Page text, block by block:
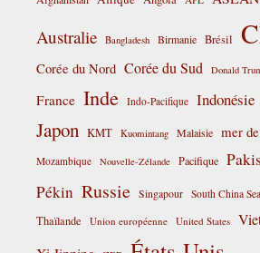
Australie Bangladesh Birmanie Brésil
Corée du Nord Corée du Sud Donald
France Inde Indo-Pacifique Indonésie
Japon KMT Kuomintang Malaisie mer
Mozambique Nouvelle-Zélande Pacifique
Pékin Russie Singapour South China Sea
Thaïlande Union européenne United States